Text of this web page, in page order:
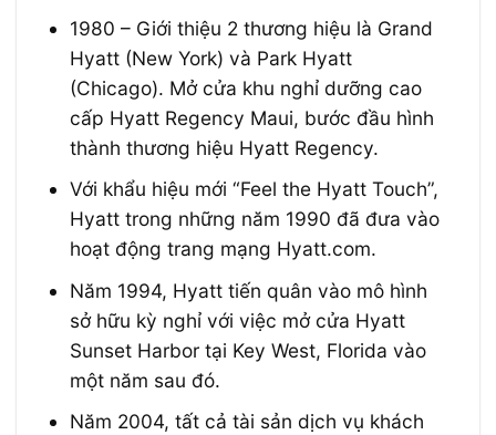
1980 – Giới thiệu 2 thương hiệu là Grand
Hyatt (New York) và Park Hyatt
(Chicago). Mở cửa khu nghỉ dưỡng cao
cấp Hyatt Regency Maui, bước đầu hình
thành thương hiệu Hyatt Regency.
Với khẩu hiệu mới “Feel the Hyatt Touch”,
Hyatt trong những năm 1990 đã đưa vào
hoạt động trang mạng Hyatt.com.
Năm 1994, Hyatt tiến quân vào mô hình
sở hữu kỳ nghỉ với việc mở cửa Hyatt
Sunset Harbor tại Key West, Florida vào
một năm sau đó.
Năm 2004, tất cả tài sản dịch vụ khách